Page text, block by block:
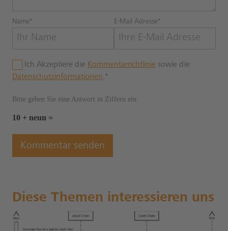
Name* E-Mail Adresse*
Ich Akzeptiere die Kommentarrichtlinie sowie die
Datenschutzinformationen.*
Bitte geben Sie eine Antwort in Ziffern ein:
10 + neun =
Diese Themen interessieren uns